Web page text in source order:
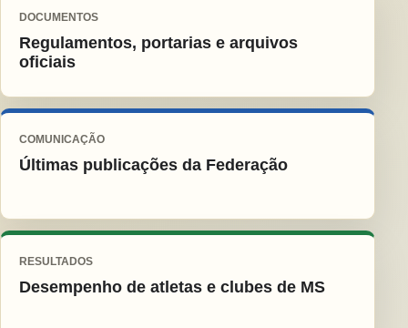
DOCUMENTOS
Regulamentos, portarias e arquivos
oficiais
COMUNICAÇÃO
Últimas publicações da Federação
RESULTADOS
Desempenho de atletas e clubes de MS